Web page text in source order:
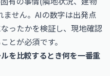
せん。AIの数字は出発点
ったかを検証し、現地確認
とが必須です。
を比較するとき何を一番重